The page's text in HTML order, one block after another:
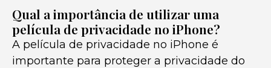
Qual a importância de utilizar uma
película de privacidade no iPhone?
A película de privacidade no iPhone é
importante para proteger a privacidade do